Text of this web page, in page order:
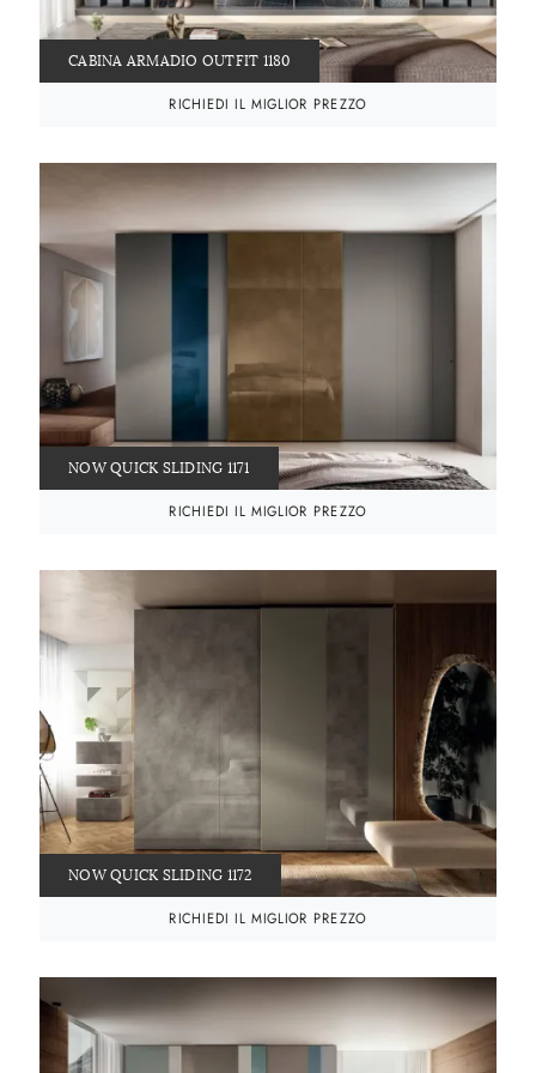
CABINA ARMADIO OUTFIT 1180
RICHIEDI IL MIGLIOR PREZZO
NOW QUICK SLIDING 1171
RICHIEDI IL MIGLIOR PREZZO
NOW QUICK SLIDING 1172
RICHIEDI IL MIGLIOR PREZZO